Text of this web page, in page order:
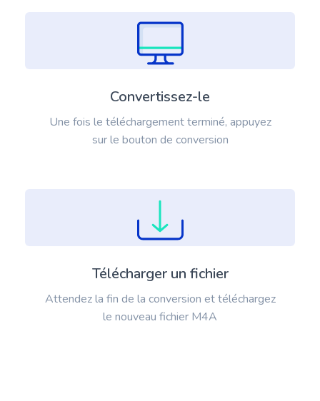
Convertissez-le
Une fois le téléchargement terminé, appuyez
sur le bouton de conversion
Télécharger un fichier
Attendez la fin de la conversion et téléchargez
le nouveau fichier M4A